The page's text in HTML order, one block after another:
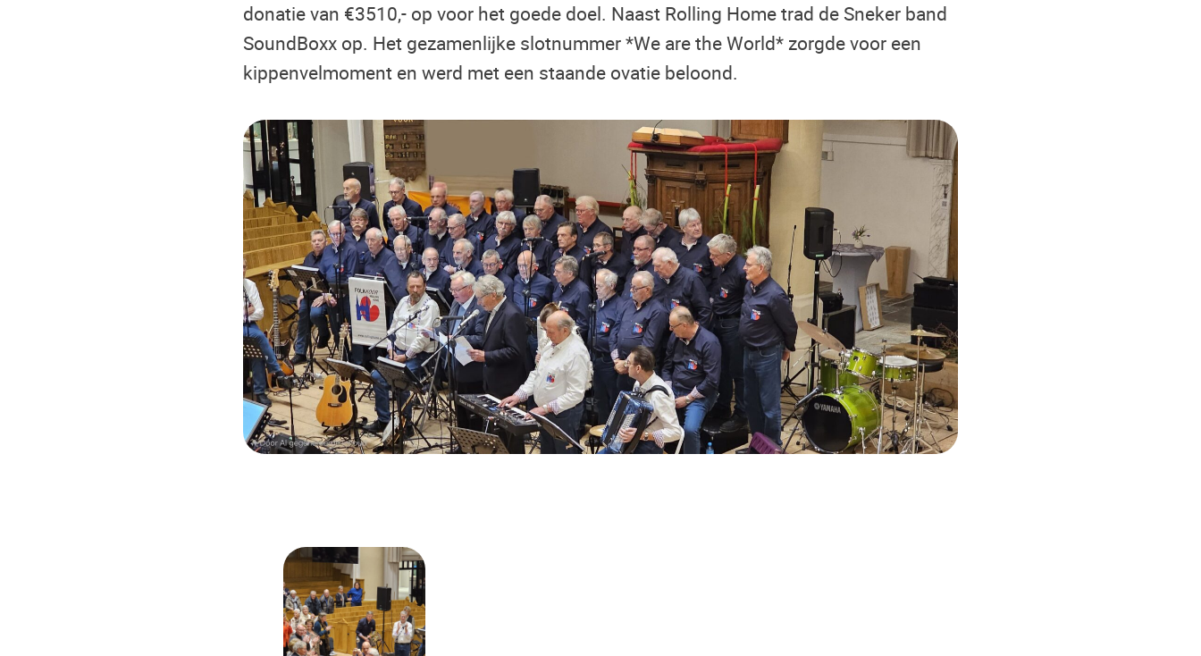
donatie van €3510,- op voor het goede doel. Naast Rolling Home trad de Sneker band
SoundBoxx op. Het gezamenlijke slotnummer *We are the World* zorgde voor een
kippenvelmoment en werd met een staande ovatie beloond.